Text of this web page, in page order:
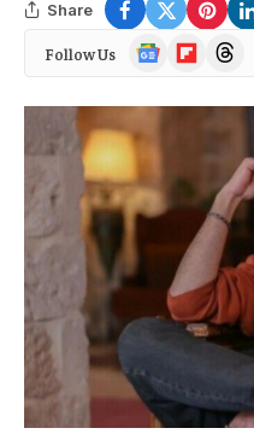
Share
Follow Us
Google
News
FlipboardThreads